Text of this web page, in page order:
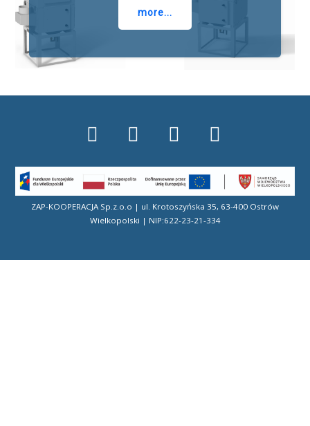
more...
ZAP-KOOPERACJA Sp.z.o.o | ul. Krotoszyńska 35, 63-400 Ostrów
Wielkopolski | NIP:622-23-21-334